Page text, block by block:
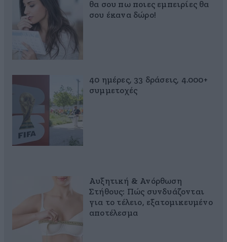
θα σου πω ποιες εμπειρίες θα
σου έκανα δώρο!
40 ημέρες, 33 δράσεις, 4.000+
συμμετοχές
Αυξητική & Ανόρθωση
Στήθους: Πώς συνδυάζονται
για το τέλειο, εξατομικευμένο
αποτέλεσμα